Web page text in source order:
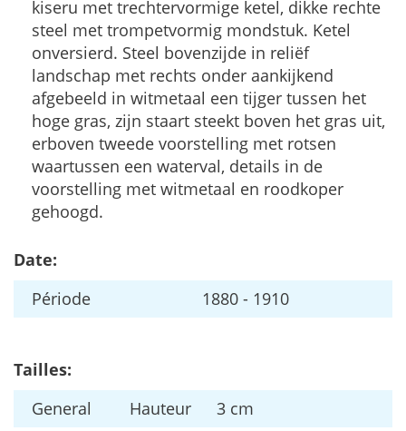
kiseru met trechtervormige ketel, dikke rechte
steel met trompetvormig mondstuk. Ketel
onversierd. Steel bovenzijde in reliëf
landschap met rechts onder aankijkend
afgebeeld in witmetaal een tijger tussen het
hoge gras, zijn staart steekt boven het gras uit,
erboven tweede voorstelling met rotsen
waartussen een waterval, details in de
voorstelling met witmetaal en roodkoper
gehoogd.
Date:
Période 1880 - 1910
Tailles:
General
Hauteur 3 cm